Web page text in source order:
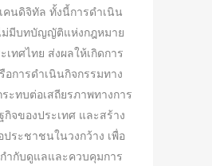
คนดิจิทัล ทั้งนี้การดำเนิน
ม่มีบทบัญญัติแห่งกฎหมาย
เทศไทย ส่งผลให้เกิดการ
อการดำเนินกิจกรรมทาง
ะทบต่อเสถียรภาพทางการ
กิจของประเทศ และสร้าง
ประชาชนในวงกว้าง เพื่อ
ำกับดูแลและควบคุมการ